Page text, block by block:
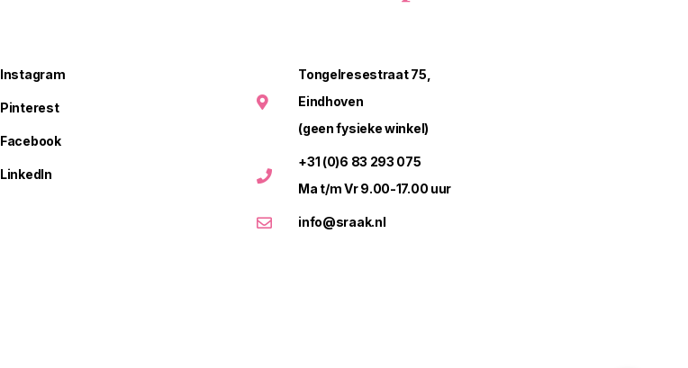
Instagram
Pinterest
Facebook
LinkedIn
Tongelresestraat 75,
Eindhoven
(geen fysieke winkel)
+31 (0)6 83 293 075
Ma t/m Vr 9.00-17.00 uur
info@sraak.nl